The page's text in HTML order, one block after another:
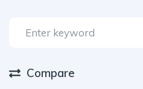
Compare